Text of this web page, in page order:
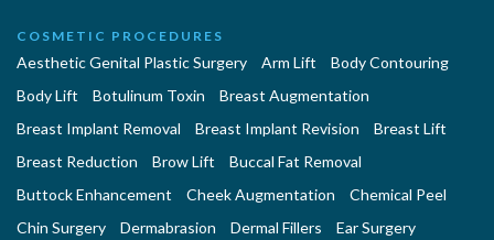
COSMETIC PROCEDURES
Aesthetic Genital Plastic Surgery Arm Lift
Body Contouring
Body Lift
Botulinum Toxin
Breast Augmentation
Breast Implant Removal
Breast Implant Revision
Breast Lift
Breast Reduction
Brow Lift
Buccal Fat Removal
Buttock Enhancement
Cheek Augmentation
Chemical Peel
Chin Surgery
Dermabrasion Dermal Fillers
Ear Surgery